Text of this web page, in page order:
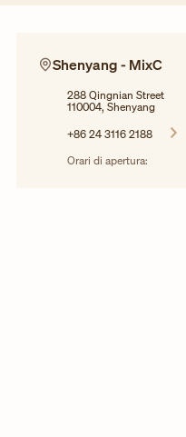
Shenyang - MixC
288 Qingnian Street
110004, Shenyang
+86 24 3116 2188
Orari di apertura: